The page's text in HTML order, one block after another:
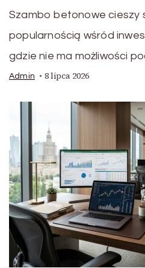
Szambo betonowe cieszy
popularnością wśród
gdzie nie ma możliwości
Admin 8 lipca 2026